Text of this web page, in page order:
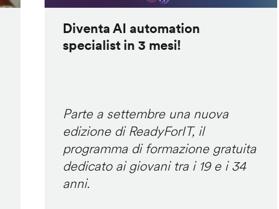
Diventa AI automation
specialist in 3 mesi!
Parte a settembre una nuova
edizione di ReadyForIT, il
programma di formazione gratuita
dedicato ai giovani tra i 19 e i 34
anni.